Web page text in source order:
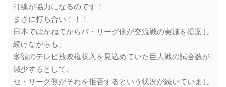
打線が協力になるのです！
まさに打ち合い！！！
日本ではかねてからパ・リーグ側が交流戦の実施を提案し
続けながらも、
多額のテレビ放映権収入を見込めていた巨人戦の試合数が
減少するとして、
セ・リーグ側がそれを拒否するという状況が続いていまし